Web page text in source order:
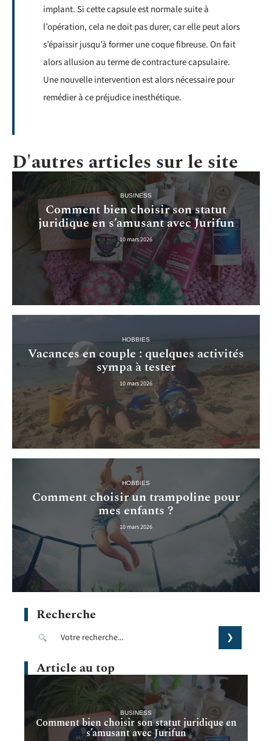
implant. Si cette capsule est normale suite à
l’opération, cela ne doit pas durer, car elle peut alors
s’épaissir jusqu’à former une coque fibreuse. On fait
alors allusion au terme de contracture capsulaire.
Une nouvelle intervention est alors nécessaire pour
remédier à ce préjudice inesthétique.
D'autres articles sur le site
BUSINESS
Comment bien choisir son statut
juridique en s’amusant avec Jurifun
10 mars 2026
HOBBIES
Vacances en couple : quelques activités
sympa à tester
10 mars 2026
HOBBIES
Comment choisir un trampoline pour
mes enfants ?
10 mars 2026
Recherche
Article au top
BUSINESS
Comment bien choisir son statut juridique en
s’amusant avec Jurifun